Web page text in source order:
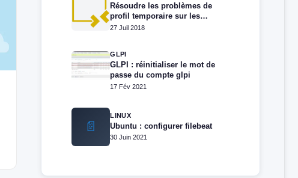
Résoudre les problèmes de
profil temporaire sur les
bureaux à distance RDS/TSE
27 Juil 2018
GLPI
GLPI : réinitialiser le mot de
passe du compte glpi
17 Fév 2021
📄
LINUX
Ubuntu : configurer filebeat
30 Juin 2021